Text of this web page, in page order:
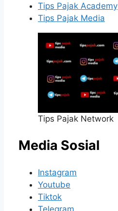
Tips Pajak Academy
Tips Pajak Media
Tips Pajak Network
Media Sosial
Instagram
Youtube
Tiktok
Telegram